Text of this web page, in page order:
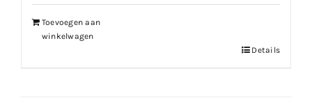
Toevoegen aan
winkelwagen
Details